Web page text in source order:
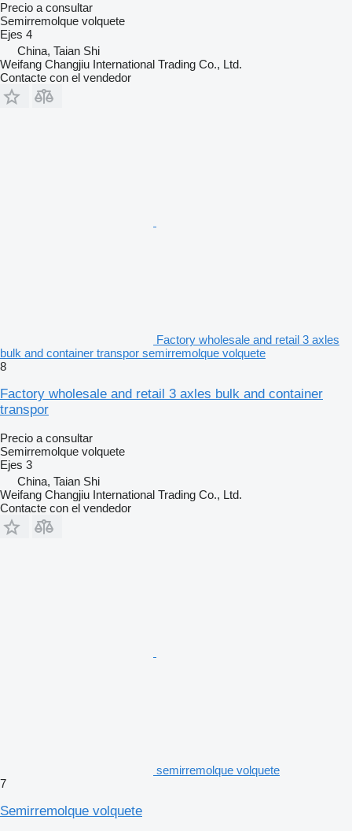
Precio a consultar
Semirremolque volquete
Ejes 4
China, Taian Shi
Weifang Changjiu International Trading Co., Ltd.
Contacte con el vendedor
Factory wholesale and retail 3 axles
bulk and container transpor semirremolque volquete
8
Factory wholesale and retail 3 axles bulk and container
transpor
Precio a consultar
Semirremolque volquete
Ejes 3
China, Taian Shi
Weifang Changjiu International Trading Co., Ltd.
Contacte con el vendedor
semirremolque volquete
7
Semirremolque volquete